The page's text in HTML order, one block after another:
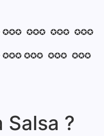
✪✪✪ ✪✪✪ ✪✪✪
✪✪✪ ✪✪✪ ✪✪✪
Salsa ?